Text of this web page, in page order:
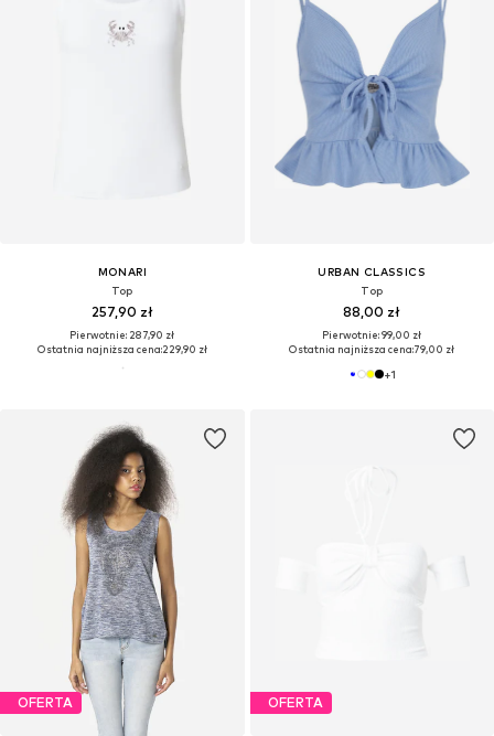
MONARI
Top
257,90 zł
Pierwotnie: 287,90 zł
Ostatnia najniższa cena:229,90 zł
URBAN CLASSICS
Top
88,00 zł
Pierwotnie: 99,00 zł
Ostatnia najniższa cena:79,00 zł
+1
OFERTA OFERTA